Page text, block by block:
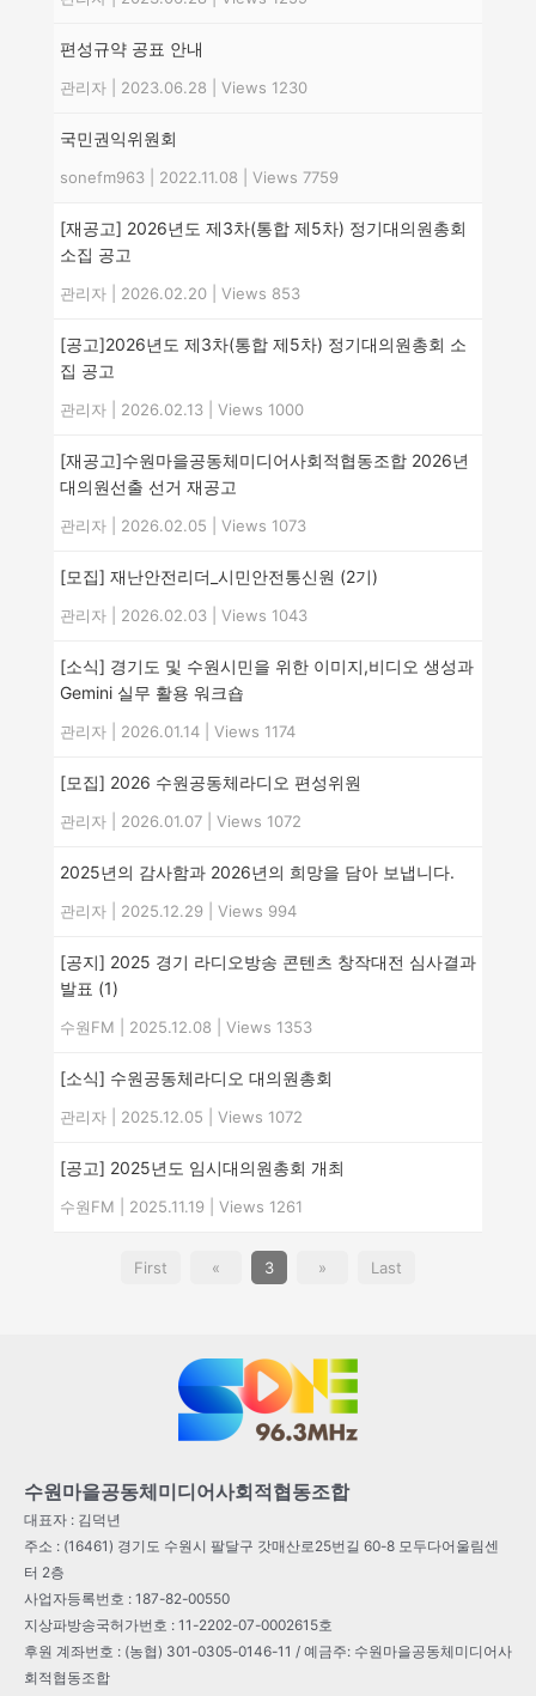
편성규약 공표 안내
관리자 2023.06.28 Views 1230
국민권익위원회
sonefm963 2022.11.08 Views 7759
[재공고] 2026년도 제3차(통합 제5차) 정기대의원총회
소집 공고
관리자 2026.02.20 Views 853
[공고]2026년도 제3차(통합 제5차) 정기대의원총회 소
집 공고
관리자 2026.02.13 Views 1000
[재공고]수원마을공동체미디어사회적협동조합 2026년
대의원선출 선거 재공고
관리자 2026.02.05 Views 1073
[모집] 재난안전리더_시민안전통신원 (2기)
관리자 2026.02.03 Views 1043
[소식] 경기도 및 수원시민을 위한 이미지,비디오 생성과
Gemini 실무 활용 워크숍
관리자 2026.01.14 Views 1174
[모집] 2026 수원공동체라디오 편성위원
관리자 2026.01.07 Views 1072
2025년의 감사함과 2026년의 희망을 담아 보냅니다.
관리자 2025.12.29 Views 994
[공지] 2025 경기 라디오방송 콘텐츠 창작대전 심사결과
발표 (1)
수원FM 2025.12.08 Views 1353
[소식] 수원공동체라디오 대의원총회
관리자 2025.12.05 Views 1072
[공고] 2025년도 임시대의원총회 개최
수원FM 2025.11.19 Views 1261
First « 3 » Last
수원마을공동체미디어사회적협동조합
대표자 : 김덕년
주소 : (16461) 경기도 수원시 팔달구 갓매산로25번길 60-8 모두다어울림센
터 2층
사업자등록번호 : 187-82-00550
지상파방송국허가번호 : 11-2202-07-0002615호
후원 계좌번호 : (농협) 301-0305-0146-11 / 예금주: 수원마을공동체미디어사
회적협동조합